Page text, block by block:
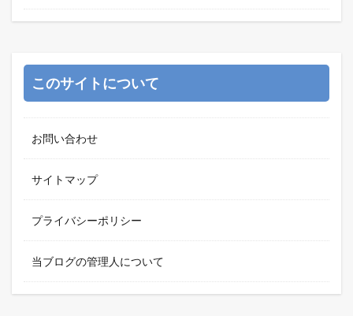
このサイトについて
お問い合わせ
サイトマップ
プライバシーポリシー
当ブログの管理人について